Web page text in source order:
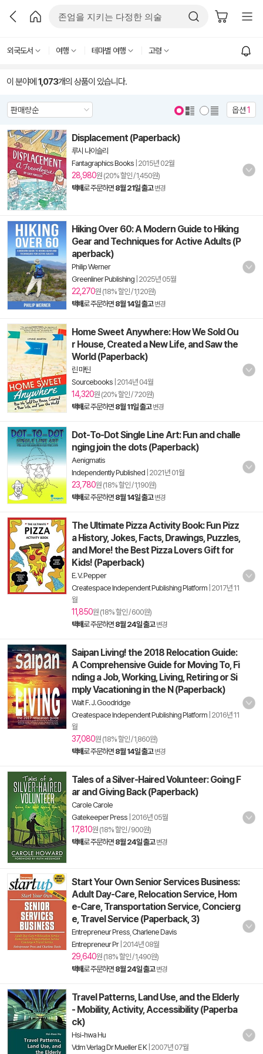
외국도서 여행 테마별 여행 고령
이 분야에 1,073개의 상품이 있습니다.
옵션1
Displacement (Paperback)
루시 나이슬리
Fantagraphics Books 2015년 02월
28,980원 (20% 할인 / 1,450원)
택배로 주문하면 8월 21일 출고 변경
Hiking Over 60: A Modern Guide to Hiking
Gear and Techniques for Active Adults (P
aperback)
Philip Werner
Greenliner Publishing 2025년 05월
22,270원 (18% 할인 / 1,120원)
택배로 주문하면 8월 14일 출고 변경
Home Sweet Anywhere: How We Sold Ou
r House, Created a New Life, and Saw the
World (Paperback)
린 마틴
Sourcebooks 2014년 04월
14,320원 (20% 할인 / 720원)
택배로 주문하면 8월 11일 출고 변경
Dot-To-Dot Single Line Art: Fun and challe
nging join the dots (Paperback)
Aenigmatis
Independently Published 2021년 01월
23,780원 (18% 할인 / 1,190원)
택배로 주문하면 8월 14일 출고 변경
The Ultimate Pizza Activity Book: Fun Pizz
a History, Jokes, Facts, Drawings, Puzzles,
and More! the Best Pizza Lovers Gift for
Kids! (Paperback)
E. V. Pepper
Createspace Independent Publishing Platform 2017년 11
월
11,850원 (18% 할인 / 600원)
택배로 주문하면 8월 24일 출고 변경
Saipan Living! the 2018 Relocation Guide:
A Comprehensive Guide for Moving To, Fi
nding a Job, Working, Living, Retiring or Si
mply Vacationing in the N (Paperback)
Walt F. J. Goodridge
Createspace Independent Publishing Platform 2016년 11
월
37,080원 (18% 할인 / 1,860원)
택배로 주문하면 8월 14일 출고 변경
Tales of a Silver-Haired Volunteer: Going F
ar and Giving Back (Paperback)
Carole Carole
Gatekeeper Press 2016년 05월
17,810원 (18% 할인 / 900원)
택배로 주문하면 8월 24일 출고 변경
Start Your Own Senior Services Business:
Adult Day-Care, Relocation Service, Hom
e-Care, Transportation Service, Concierg
e, Travel Service (Paperback, 3)
Entrepreneur Press Charlene Davis
Entrepreneur Pr 2014년 08월
29,640원 (18% 할인 / 1,490원)
택배로 주문하면 8월 24일 출고 변경
Travel Patterns, Land Use, and the Elderly
- Mobility, Activity, Accessibility (Paperba
ck)
Hsi-hwa Hu
Vdm Verlag Dr Mueller E K 2007년 07월